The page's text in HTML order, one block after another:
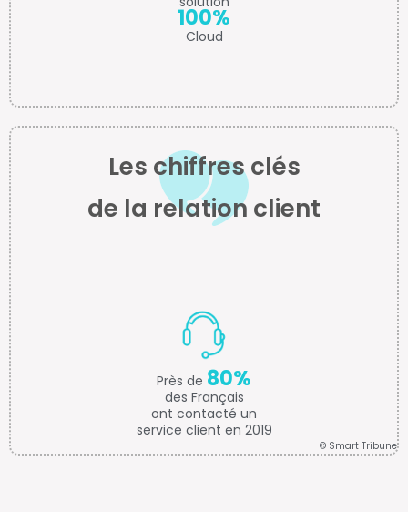
de mises en relations
mensuelles.
Les chiffres clés
de la relation client
72%
des consommateurs
réclament un service client
plus efficace.